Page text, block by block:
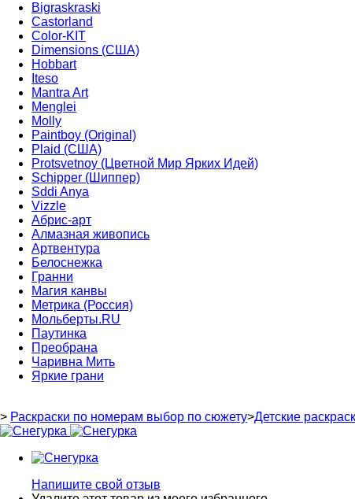
Bigraskraski
Castorland
Color-KIT
Dimensions (США)
Hobbart
Iteso
Mantra Art
Menglei
Molly
Paintboy (Original)
Plaid (США)
Protsvetnoy (Цветной Мир Ярких Идей)
Schipper (Шиппер)
Sddi Anya
Vizzle
Абрис-арт
Алмазная живопись
Артвентура
Белоснежка
Гранни
Магия канвы
Метрика (Россия)
Мольберты.RU
Паутинка
Преобрана
Чаривна Мить
Яркие грани
> Раскраски по номерам выбор по сюжету>Детские
Напишите свой отзыв